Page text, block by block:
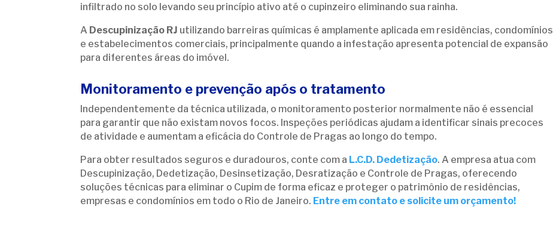
infiltrado no solo levando seu princípio ativo até o cupinzeiro eliminando sua rainha.
A Descupinização RJ utilizando barreiras químicas é amplamente aplicada em residências, condomínios
e estabelecimentos comerciais, principalmente quando a infestação apresenta potencial de expansão
para diferentes áreas do imóvel.
Monitoramento e prevenção após o tratamento
Independentemente da técnica utilizada, o monitoramento posterior normalmente não é essencial
para garantir que não existam novos focos. Inspeções periódicas ajudam a identificar sinais precoces
de atividade e aumentam a eficácia do Controle de Pragas ao longo do tempo.
Para obter resultados seguros e duradouros, conte com a L.C.D. Dedetização. A empresa atua com
Descupinização, Dedetização, Desinsetização, Desratização e Controle de Pragas, oferecendo
soluções técnicas para eliminar o Cupim de forma eficaz e proteger o patrimônio de residências,
empresas e condomínios em todo o Rio de Janeiro. Entre em contato e solicite um orçamento!